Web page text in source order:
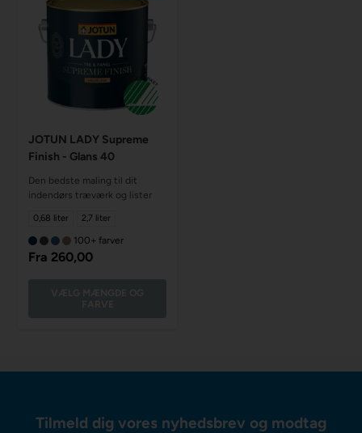
JOTUN LADY Supreme
Finish - Glans 40
Den bedste maling til dit
indendørs træværk og lister
0,68 liter 2,7 liter
100+ farver
Fra 260,00
Tilmeld dig vores nyhedsbrev og modtag